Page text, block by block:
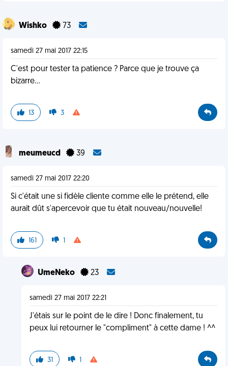
Wishko 73
samedi 27 mai 2017 22:15
C'est pour tester ta patience ? Parce que je trouve ça
bizarre...
13 3
meumeucd 39
samedi 27 mai 2017 22:20
Si c'était une si fidèle cliente comme elle le prétend, elle
aurait dût s'apercevoir que tu était nouveau/nouvelle!
161 1
UmeNeko 23
samedi 27 mai 2017 22:21
J'étais sur le point de le dire ! Donc finalement, tu
peux lui retourner le "compliment" à cette dame ! ^^
31 1